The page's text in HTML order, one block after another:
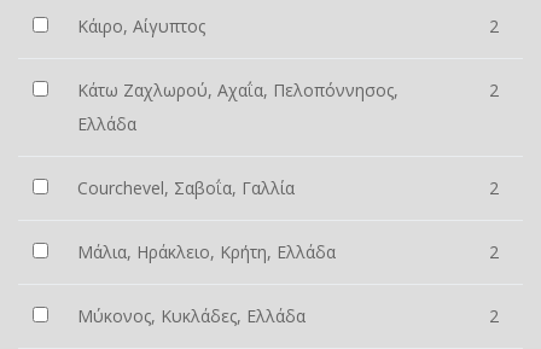
Κάιρο, Αίγυπτος 2
Κάτω Ζαχλωρού, Αχαΐα, Πελοπόννησος,
Ελλάδα
2
Courchevel, Σαβοΐα, Γαλλία 2
Μάλια, Ηράκλειο, Κρήτη, Ελλάδα 2
Μύκονος, Κυκλάδες, Ελλάδα 2